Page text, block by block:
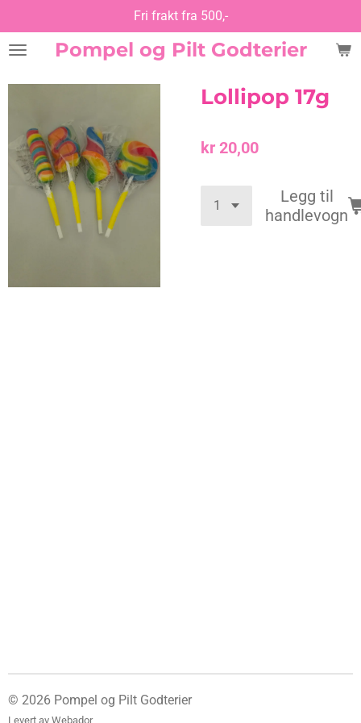
til
hovedinnholdPompel og Pilt Godterier
Fri frakt fra 500,-
Lollipop 17g
kr 20,00
Legg til
handlevogn
© 2026 Pompel og Pilt Godterier
Levert av Webador